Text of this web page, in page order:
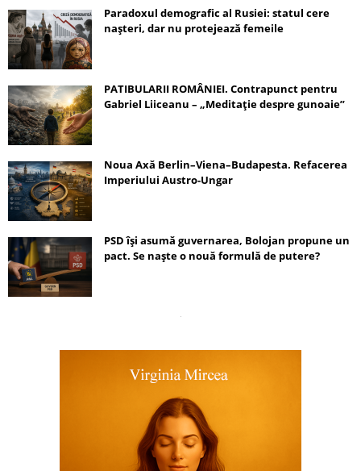
Paradoxul demografic al Rusiei: statul cere
nașteri, dar nu protejează femeile
PATIBULARII ROMÂNIEI. Contrapunct pentru
Gabriel Liiceanu – „Meditație despre gunoaie”
Noua Axă Berlin–Viena–Budapesta. Refacerea
Imperiului Austro-Ungar
PSD își asumă guvernarea, Bolojan propune un
pact. Se naște o nouă formulă de putere?